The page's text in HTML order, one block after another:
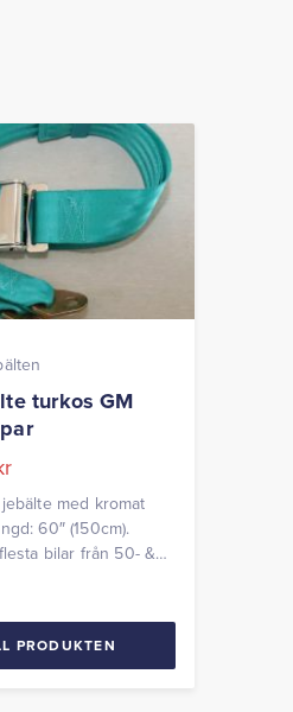
turkos GM
med kromat
60″ (150cm).
bilar från 50- &
PRODUKTEN